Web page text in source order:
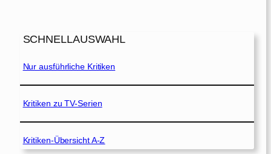
SCHNELLAUSWAHL
Nur ausführliche Kritiken
Kritiken zu TV-Serien
Kritiken-Übersicht A-Z